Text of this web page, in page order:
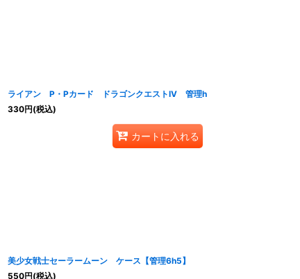
ライアン P・Pカード ドラゴンクエストIV 管理h
330円(税込)
カートに入れる
美少女戦士セーラームーン ケース【管理6h5】
550円(税込)